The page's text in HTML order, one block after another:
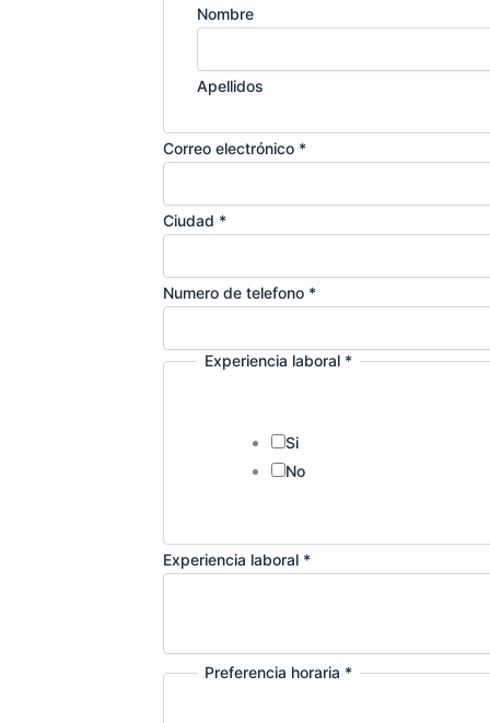
Nombre
Apellidos
Correo electrónico *
Ciudad *
Numero de telefono *
Experiencia laboral *
Si
No
Experiencia laboral *
N
Preferencia horaria *